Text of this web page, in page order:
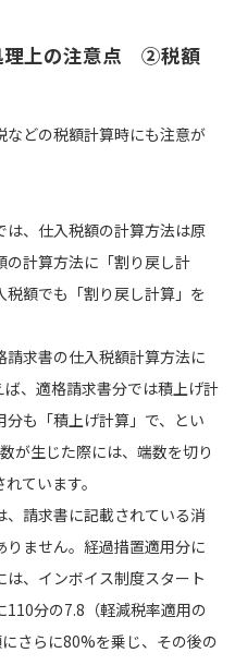
理上の注意点 ②税額
どの税額計算時にも注意が
、仕入税額の計算方法は原
の計算方法に「割り戻し計
額でも「割り戻し計算」を
求書の仕入税額計算方法に
、適格請求書分では積上げ計
も「積上げ計算」で、とい
が生じた際には、端数を切り
ています。
請求書に記載されている消
ません。経過措置適用分に
、インボイス制度スタート
分の7.8（軽減税率適用の
さらに80%を乗じ、その後の